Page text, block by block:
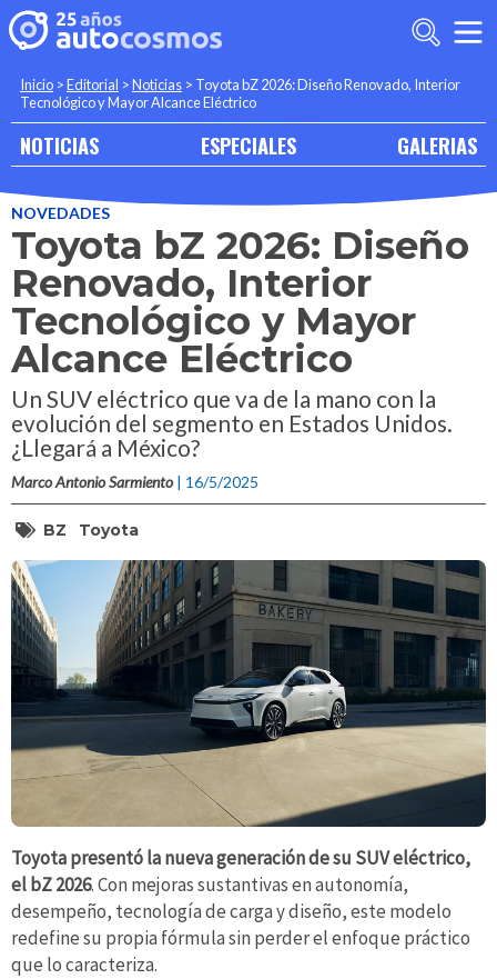
Inicio >Editorial >Noticias > Toyota bZ 2026: Diseño Renovado, Interior
Tecnológico y Mayor Alcance Eléctrico
NOTICIAS ESPECIALES GALERIAS
NOVEDADES
Toyota bZ 2026: Diseño
Renovado, Interior
Tecnológico y Mayor
Alcance Eléctrico
Un SUV eléctrico que va de la mano con la
evolución del segmento en Estados Unidos.
¿Llegará a México?
Marco Antonio Sarmiento | 16/5/2025
BZ Toyota
Toyota presentó la nueva generación de su SUV eléctrico,
el bZ 2026. Con mejoras sustantivas en autonomía,
desempeño, tecnología de carga y diseño, este modelo
redefine su propia fórmula sin perder el enfoque práctico
que lo caracteriza.